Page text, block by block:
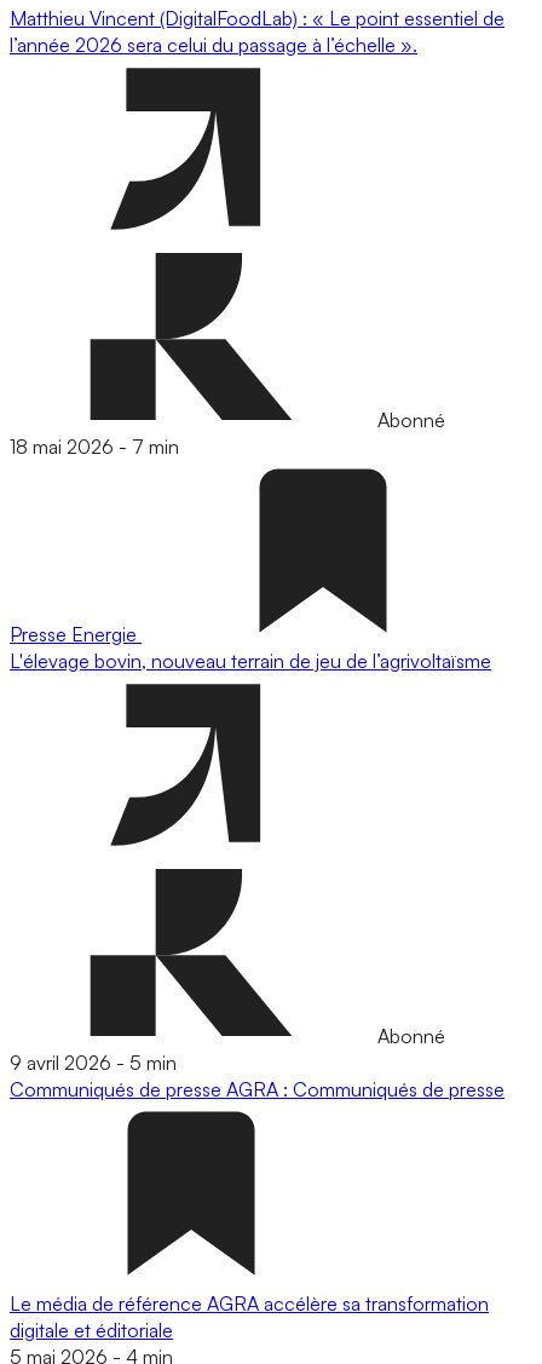
Matthieu Vincent (DigitalFoodLab) : « Le point essentiel de
l’année 2026 sera celui du passage à l’échelle ».
Abonné
18 mai 2026 - 7 min
Presse Energie
L'élevage bovin, nouveau terrain de jeu de l’agrivoltaïsme
Abonné
9 avril 2026 - 5 min
Communiqués de presse AGRA : Communiqués de presse
Le média de référence AGRA accélère sa transformation
digitale et éditoriale
5 mai 2026 - 4 min